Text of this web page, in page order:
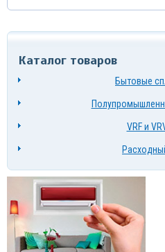
Каталог товаров
Бытовые
VRF и